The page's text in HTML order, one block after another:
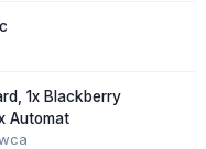
1x Blackberry
Automat